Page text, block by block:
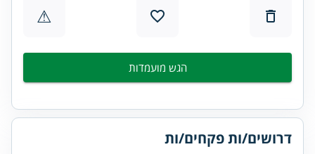
⚠
הגש מועמדות
דרושים/ות פקחים/ות